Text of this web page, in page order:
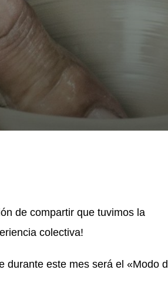
de compartir que tuvimos la
colectiva!
durante este mes será el «Modo